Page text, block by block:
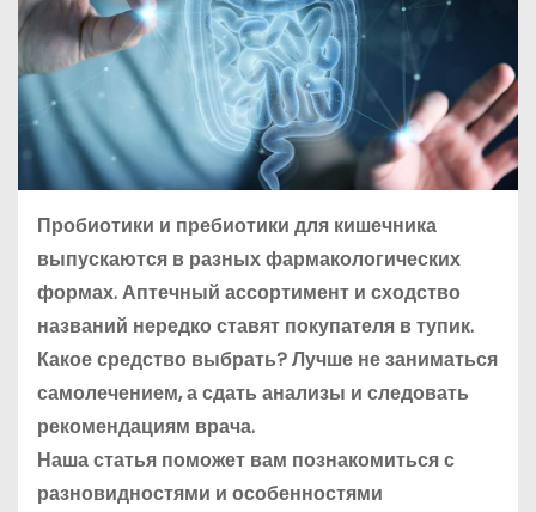
Пробиотики и пребиотики для кишечника
выпускаются в разных фармакологических
формах. Аптечный ассортимент и сходство
названий нередко ставят покупателя в тупик.
Какое средство выбрать?Лучше не заниматься
самолечением, а сдать анализы и следовать
рекомендациям врача.
Наша статья поможет вам познакомиться с
разновидностями и особенностями